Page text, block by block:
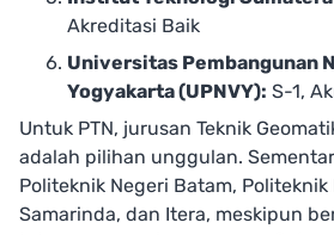
Akreditasi Baik
Universitas Pembangunan
Yogyakarta (UPNVY): S-1,
Untuk PTN, jurusan Teknik
adalah pilihan unggulan.
Politeknik Negeri Batam,
Samarinda, dan Itera, meskipun